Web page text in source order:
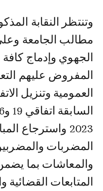
وتنتظر النقابة
مطالب الجامعة
الجهوي وإدماج
المفروض عليهم
العمومية وتنزيل
2023 واسترجاع
المضربات
والمعاشات بما
المتابعات القضائية